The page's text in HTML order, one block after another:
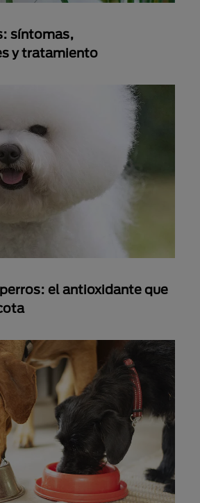
síntomas,
y tratamiento
el antioxidante que